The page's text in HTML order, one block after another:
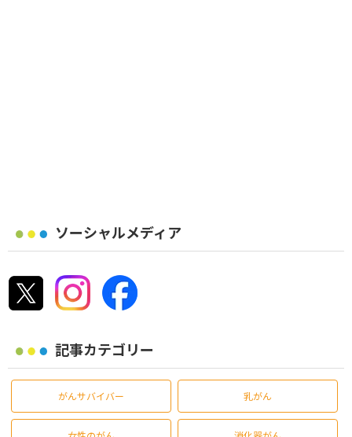
ソーシャルメディア
記事カテゴリー
がんサバイバー 乳がん